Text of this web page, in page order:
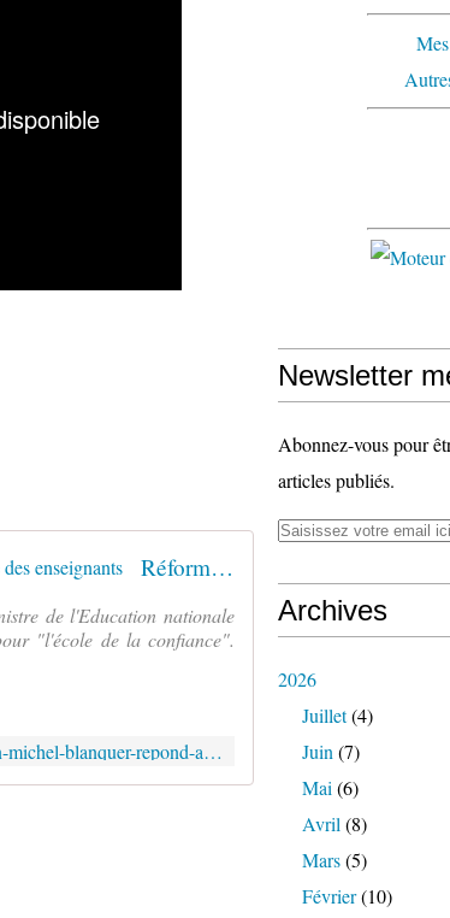
Réforme du lycée : Jean-Michel Blanquer répond à la colère des enseignants
de l'Education nationale
"l'école de la confiance".
https://www.vousnousils.fr/2019/04/02/reforme-du-lycee-jean-michel-blanquer-repond-a-la-colere-des-enseignants-621919
Newsletter
Abonnez-vous pour
articles publiés.
Archives
2026
Juillet(4)
Juin (7)
Mai (6)
Avril (8)
Mars(5)
Février(10)